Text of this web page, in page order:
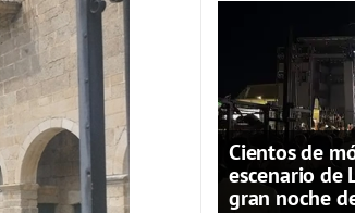
Cientos de
escenario de
gran noche